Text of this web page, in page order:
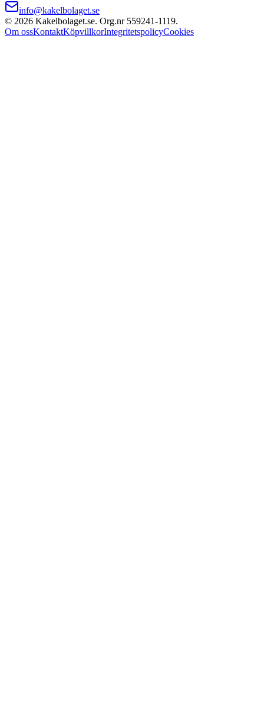
info@kakelbolaget.se
© 2026 Kakelbolaget.se. Org.nr 559241‑1119.
Om ossKontaktKöpvillkorIntegritetspolicyCookies